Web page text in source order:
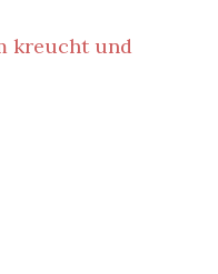
kreucht und